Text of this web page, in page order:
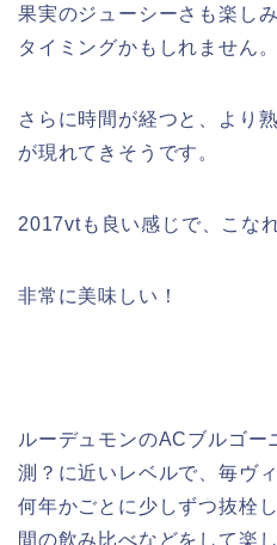
果実のジューシーさも楽し
タイミングかもしれません。
さらに時間が経つと、より
が現れてきそうです。
2017vtも良い感じで、こな
非常に美味しい！
ルーデュモンのACブルゴー
測？に近いレベルで、毎ヴ
何年かごとに少しずつ抜栓
間の飲み比べなどをして楽